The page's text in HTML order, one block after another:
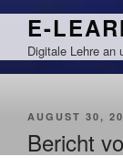
Zum
springen
E-
Digitale Lehre an
AUGUST 30,
Bericht